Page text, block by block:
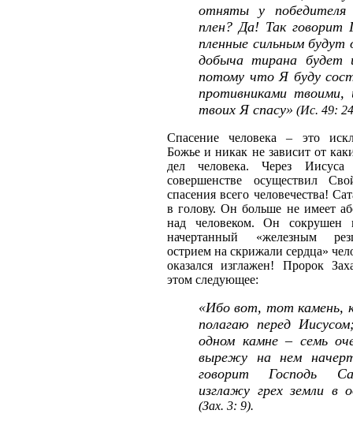
отняты у победителя
плен? Да! Так говорит
пленные сильным
добыча тирана будет
потому что Я буду
противниками твоими,
твоих Я спасу» (Ис. 49:
Спасение человека – это
Божье и никак не зависит от
дел человека. Через
совершенстве осуществил
спасения всего человечества!
в голову. Он больше не имеет
над человеком. Он сокрушен
начертанный «железным
острием на скрижали сердца»
оказался изглажен! Пророк
этом следующее:
«Ибо вот, тот камень,
полагаю перед
одном камне – семь
вырежу на нем
говорит Господь
изглажу грех земли в
(Зах. 3: 9).